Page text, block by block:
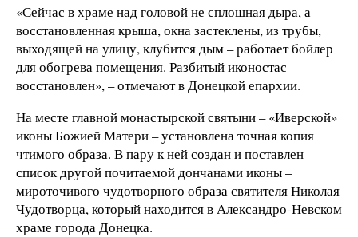
«Сейчас в храме над головой не сплошная дыра, а
восстановленная крыша, окна застеклены, из трубы,
выходящей на улицу, клубится дым – работает бойлер
для обогрева помещения. Разбитый иконостас
восстановлен», – отмечают в Донецкой епархии.
На месте главной монастырской святыни – «Иверской»
иконы Божией Матери – установлена точная копия
чтимого образа. В пару к ней создан и поставлен
список другой почитаемой дончанами иконы –
мироточивого чудотворного образа святителя Николая
Чудотворца, который находится в Александро-Невском
храме города Донецка.